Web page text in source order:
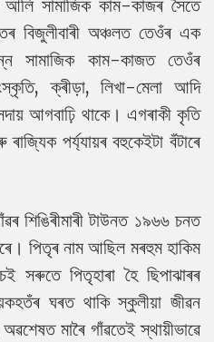
সামাজিক কাম-কাজৰ সৈতে
বিজুলীবাৰী অঞ্চলত তেওঁৰ এক
সামাজিক কাম-কাজত তেওঁৰ
ক্ৰীড়া, লিখা-মেলা আদি
আগবাঢ়ি থাকে। এগৰাকী কৃতি
পৰ্য্যায়ৰ বহুকেইটা বঁটাৰে
শিঙিৰীমাৰী টাউনত ১৯৬৬ চনত
পিতৃৰ নাম আছিল মৰহুম হাকিম
সৰুতে পিতৃহাৰা হৈ ছিপাঝাৰৰ
ঘৰত থাকি স্কুলীয়া জীৱন
মাৰৈ গাঁৱতেই স্থায়ীভাৱে